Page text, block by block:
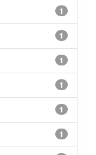
1
1
1
1
1
1